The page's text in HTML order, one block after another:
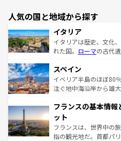
人気の国と地域から探す
イタリア
イタリアは歴史、文化
れた国。 ローマの古代
ろん、トスカーナの美
景など、自然景観も見
ピザやパスタなど、絶
ませてくれるイタリア
なお、新着のイタリア情
しい。
スペイン
イベリア半島のほぼ80
注ぐ地中海沿岸から雄
文化が根付くこの国で
れる闘牛、そして美味
る。首都マドリードの
アートに溢れた街角か
フランスの基本情
ット
フランスは、世界中の
指の観光地だ。首都パ